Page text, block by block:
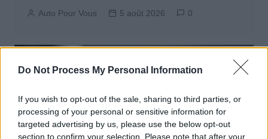
Do Not Process My Personal Information
If you wish to opt-out of the sale, sharing to third parties, or
processing of your personal or sensitive information for
targeted advertising by us, please use the below opt-out
section to confirm your selection. Please note that after your
Auto Pour Vous 5 août 2026 0